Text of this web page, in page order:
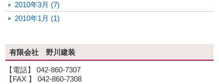
2010年3月 (7)
2010年1月 (1)
有限会社 野川建装
【電話】 042-860-7307
【FAX 】 042-860-7308